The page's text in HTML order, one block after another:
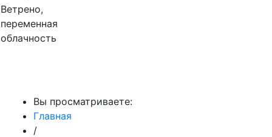
Ветрено,
переменная
облачность
Вы просматриваете:
Главная
/